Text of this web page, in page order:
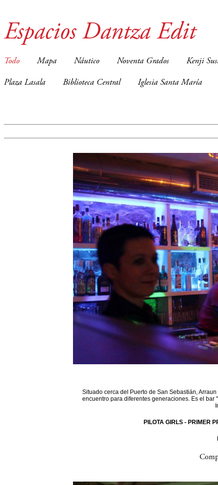
Espacios Dantza Edit
Todo Mapa Náutico Noventa Grados Kenji
Plaza Lasala Biblioteca Central Iglesia Santa María
Situado cerca del Puerto de San Sebastián,
encuentro para diferentes generaciones. Es el
PILOTA GIRLS - PRIMER